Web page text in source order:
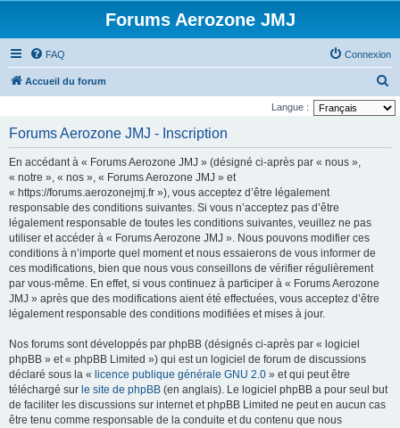
Forums Aerozone JMJ
FAQ Connexion
Accueil du forum
e
Langue :
Forums Aerozone JMJ - Inscription
En accédant à « Forums Aerozone JMJ » (désigné ci-après par « nous »,
« notre », « nos », « Forums Aerozone JMJ » et
« https://forums.aerozonejmj.fr »), vous acceptez d’être légalement
responsable des conditions suivantes. Si vous n’acceptez pas d’être
légalement responsable de toutes les conditions suivantes, veuillez ne pas
utiliser et accéder à « Forums Aerozone JMJ ». Nous pouvons modifier ces
conditions à n’importe quel moment et nous essaierons de vous informer de
ces modifications, bien que nous vous conseillons de vérifier régulièrement
par vous-même. En effet, si vous continuez à participer à « Forums Aerozone
JMJ » après que des modifications aient été effectuées, vous acceptez d’être
légalement responsable des conditions modifiées et mises à jour.
Nos forums sont développés par phpBB (désignés ci-après par « logiciel
phpBB » et « phpBB Limited ») qui est un logiciel de forum de discussions
déclaré sous la « licence publique générale GNU 2.0 » et qui peut être
téléchargé sur le site de phpBB (en anglais). Le logiciel phpBB a pour seul but
de faciliter les discussions sur internet et phpBB Limited ne peut en aucun cas
être tenu comme responsable de la conduite et du contenu que nous